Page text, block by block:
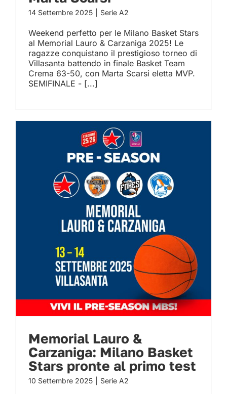
14 Settembre 2025 Serie A2
Weekend perfetto per le Milano Basket Stars
al Memorial Lauro & Carzaniga 2025! Le
ragazze conquistano il prestigioso torneo di
Villasanta battendo in finale Basket Team
Crema 63-50, con Marta Scarsi eletta MVP.
SEMIFINALE - [...]
Memorial Lauro &
Carzaniga: Milano Basket
Stars pronte al primo
Memorial Lauro &
Carzaniga: Milano Basket
Stars pronte al primo test
10 Settembre 2025 Serie A2